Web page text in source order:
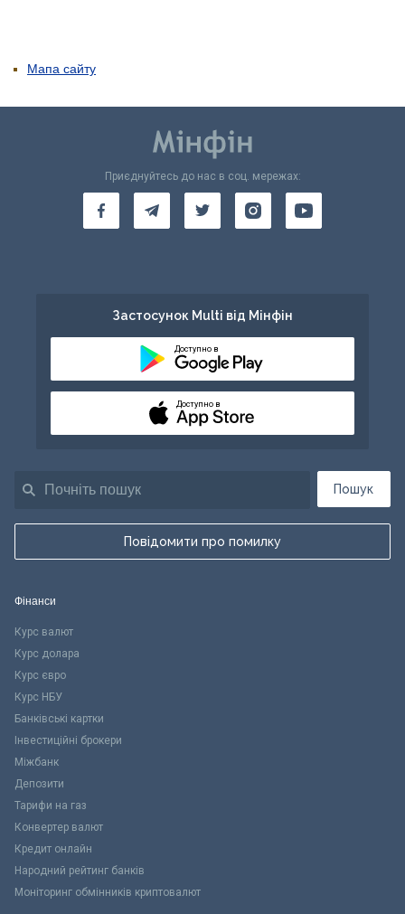
Мапа сайту
Пошук
Повідомити про помилку
Приєднуйтесь до нас в соц. мережах:
Застосунок Multi від Мінфін
Доступно в
Доступно в
Фінанси
Курс валют
Курс долара
Курс євро
Курс НБУ
Банківські картки
Інвестиційні брокери
Міжбанк
Депозити
Тарифи на газ
Конвертер валют
Кредит онлайн
Народний рейтинг банків
Моніторинг обмінників криптовалют